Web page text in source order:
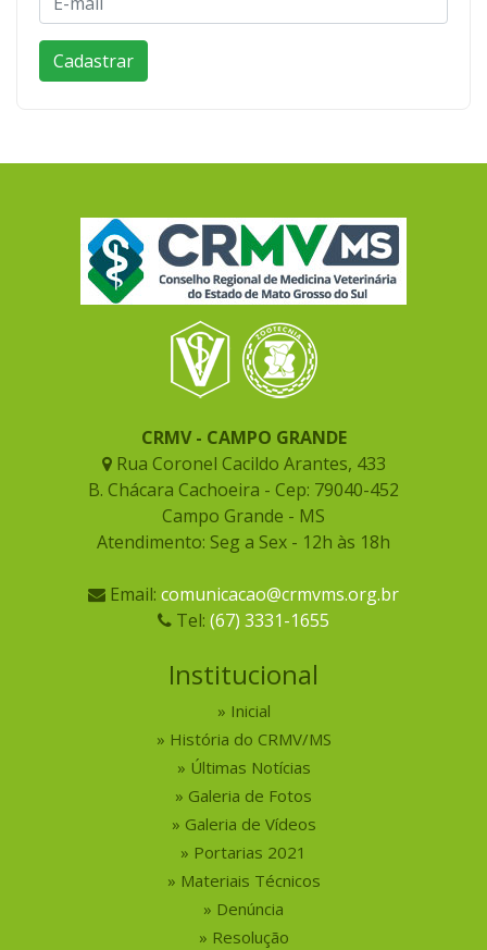
CRMV - CAMPO GRANDE
Rua Coronel Cacildo Arantes, 433
B. Chácara Cachoeira - Cep: 79040-452
Campo Grande - MS
Atendimento: Seg a Sex - 12h às 18h
Email: comunicacao@crmvms.org.br
Tel: (67) 3331-1655
Institucional
Inicial
História do CRMV/MS
Últimas Notícias
Galeria de Fotos
Galeria de Vídeos
Portarias 2021
Materiais Técnicos
Denúncia
Resolução